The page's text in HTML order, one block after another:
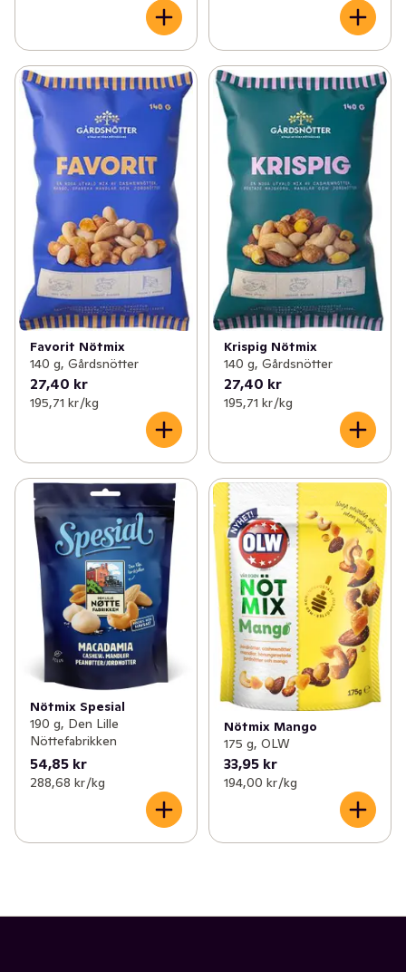
Favorit Nötmix
140 g, Gårdsnötter
27,40 kr
195,71 kr /kg
Krispig Nötmix
140 g, Gårdsnötter
27,40 kr
195,71 kr /kg
Nötmix Spesial
190 g, Den Lille
Nöttefabrikken
54,85 kr
288,68 kr /kg
Nötmix Mango
175 g, OLW
33,95 kr
194,00 kr /kg